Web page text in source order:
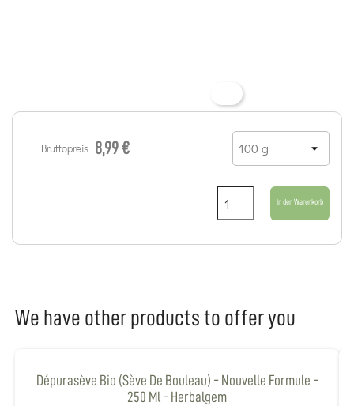
Bruttopreis 8,99 €
In den Warenkorb
We have other products to offer you
Dépurasève Bio (Sève De Bouleau) - Nouvelle Formule -
250 Ml - Herbalgem